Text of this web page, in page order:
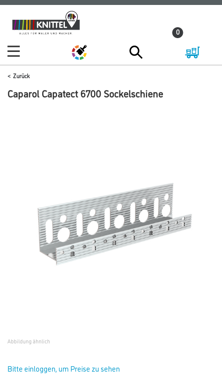
Zum
Inhalt
Zum
Navigationsmenü
0
Zurück
Caparol Capatect 6700 Sockelschiene
Abbildung ähnlich
Bitte einloggen, um Preise zu sehen